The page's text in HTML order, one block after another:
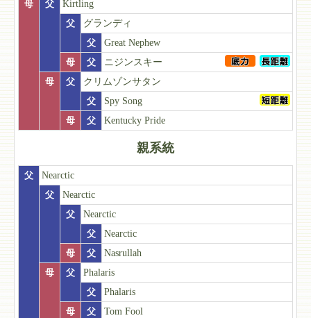
母
父
Kirtling
父
グランディ
父
Great Nephew
母
父
ニジンスキー
母
父
クリムゾンサタン
父
Spy Song
母
父 Kentucky Pride
親系統
父
Nearctic
父
Nearctic
父
Nearctic
父
Nearctic
母
父
Nasrullah
母
父
Phalaris
父
Phalaris
母
父
Tom Fool